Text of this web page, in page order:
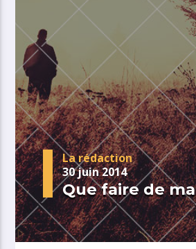
La rédaction
30 juin 2014
Que faire de